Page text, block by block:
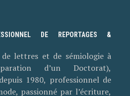
DE REPORTAGES &
lettres et de sémiologie à
d’un Doctorat),
1980, professionnel de
passionné par l’écriture,